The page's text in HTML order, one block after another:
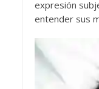
expresión
entender sus